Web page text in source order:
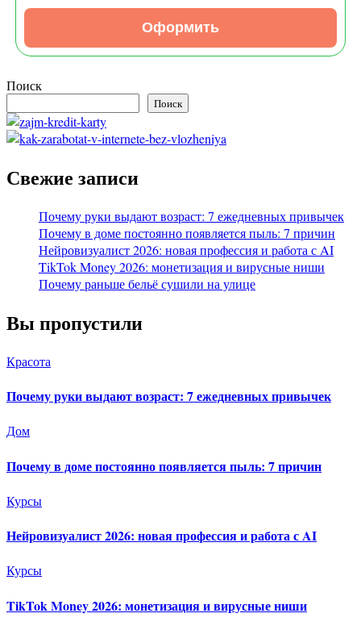
Оформить
Поиск
Поиск
Свежие записи
Почему руки выдают возраст: 7 ежедневных привычек
Почему в доме постоянно появляется пыль: 7 причин
Нейровизуалист 2026: новая профессия и работа с AI
TikTok Money 2026: монетизация и вирусные ниши
Почему раньше бельё сушили на улице
Вы пропустили
Красота
Почему руки выдают возраст: 7 ежедневных привычек
Дом
Почему в доме постоянно появляется пыль: 7 причин
Курсы
Нейровизуалист 2026: новая профессия и работа с AI
Курсы
TikTok Money 2026: монетизация и вирусные ниши